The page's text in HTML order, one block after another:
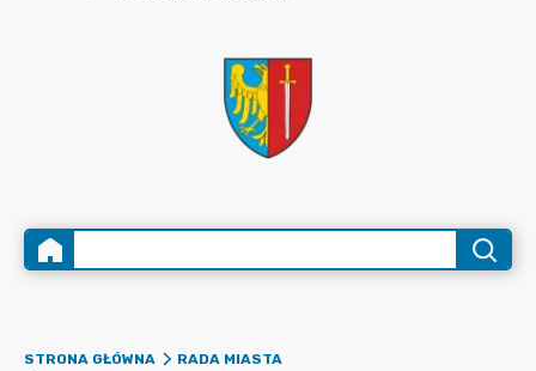
STRONA GŁÓWNA
RADA MIASTA